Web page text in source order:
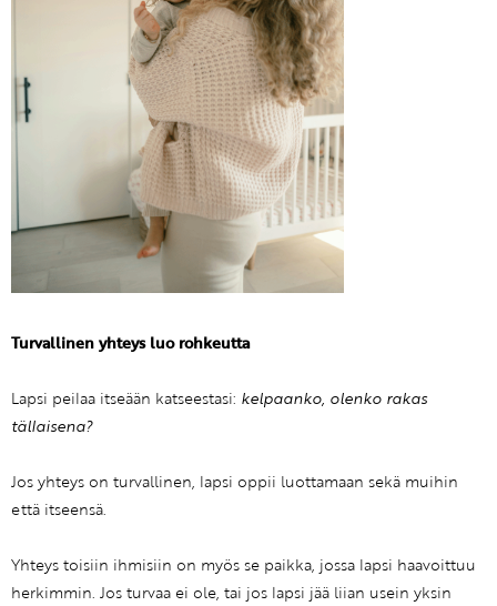
Turvallinen yhteys luo rohkeutta
Lapsi peilaa itseään katseestasi: kelpaanko, olenko rakas
tällaisena?
Jos yhteys on turvallinen, lapsi oppii luottamaan sekä muihin
että itseensä.
Yhteys toisiin ihmisiin on myös se paikka, jossa lapsi haavoittuu
herkimmin. Jos turvaa ei ole, tai jos lapsi jää liian usein yksin